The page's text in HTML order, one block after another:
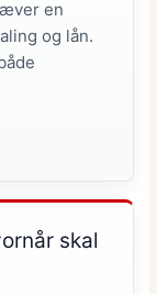
en
og lån.
skal